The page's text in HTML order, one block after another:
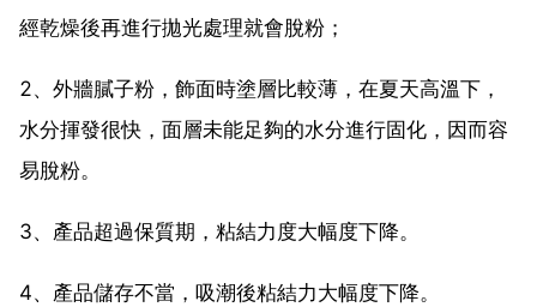
經乾燥後再進行拋光處理就會脫粉；
2、外牆膩子粉，飾面時塗層比較薄，在夏天高溫下，
水分揮發很快，面層未能足夠的水分進行固化，因而容
易脫粉。
3、產品超過保質期，粘結力度大幅度下降。
4、產品儲存不當，吸潮後粘結力大幅度下降。